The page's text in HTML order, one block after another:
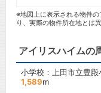
※地図上に表示される物件
り、実際の物件所在地とは
アイリスハイムの
小学校：上田市立豊殿
1,589m